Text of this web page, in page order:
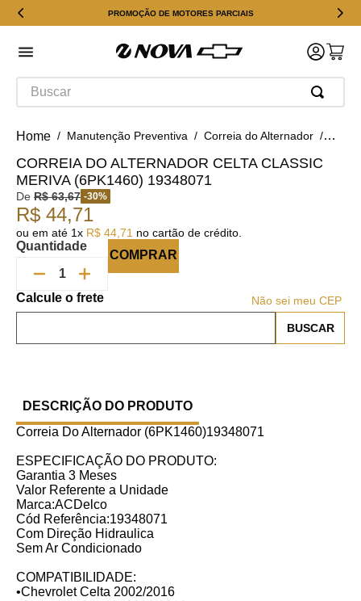
PROMOÇÃO DE MOTORES PARCIAIS
Buscar
Manutenção Preventiva Correia do Alternador
CORREIA DO ALTERNADOR CELTA CLASSIC
MERIVA (6PK1460) 19348071
De R$ 63,67 -30%
R$ 44,71
ou em até 1x R$ 44 71 no cartão de crédito.
Quantidade
COMPRAR
Não sei meu CEP
DESCRIÇÃO DO PRODUTO
Correia Do Alternador (6PK1460)19348071
ESPECIFICAÇÃO DO PRODUTO:
Garantia 3 Meses
Valor Referente a Unidade
Marca:ACDelco
Cód Referência:19348071
Com Direção Hidraulica
Sem Ar Condicionado
COMPATIBILIDADE:
•Chevrolet Celta 2002/2016